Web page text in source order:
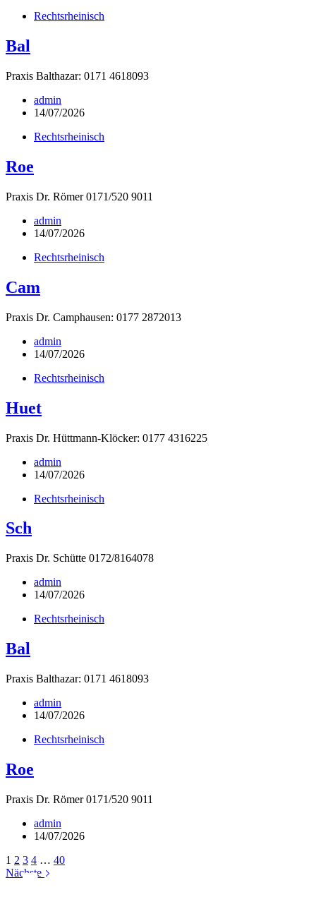
Rechtsrheinisch
Bal
Praxis Balthazar: 0171 4618093
admin
14/07/2026
Rechtsrheinisch
Roe
Praxis Dr. Römer 0171/520 9011
admin
14/07/2026
Rechtsrheinisch
Cam
Praxis Dr. Camphausen: 0177 2872013
admin
14/07/2026
Rechtsrheinisch
Huet
Praxis Dr. Hüttmann-Klöcker: 0177 4316225
admin
14/07/2026
Rechtsrheinisch
Sch
Praxis Dr. Schütte 0172/8164078
admin
14/07/2026
Rechtsrheinisch
Bal
Praxis Balthazar: 0171 4618093
admin
14/07/2026
Rechtsrheinisch
Roe
Praxis Dr. Römer 0171/520 9011
admin
14/07/2026
1 2 3 4 … 40
Nächste